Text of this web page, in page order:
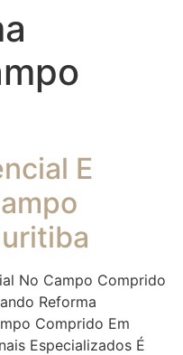
E
No Campo Comprido
Reforma
Comprido Em
Especializados É